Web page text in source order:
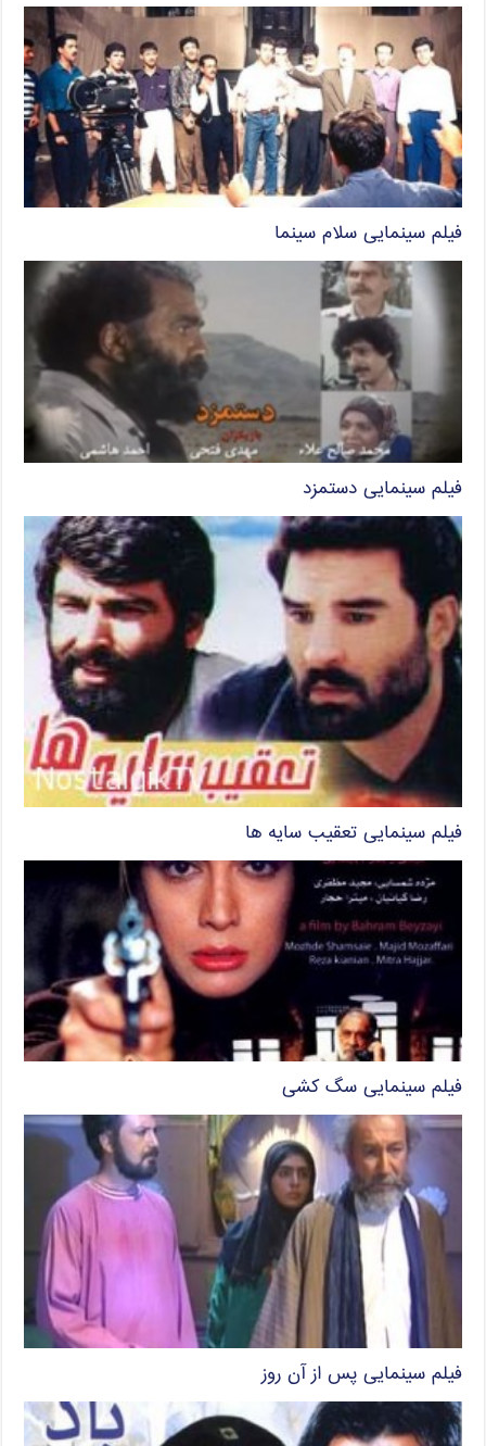
فیلم سینمایی سلام سینما
فیلم سینمایی دستمزد
فیلم سینمایی تعقیب سایه ها
فیلم سینمایی سگ کشی
فیلم سینمایی پس از آن روز